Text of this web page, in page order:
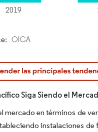
El uso requiere atribución según
Siga Siendo el
mercado en términos de
instalaciones